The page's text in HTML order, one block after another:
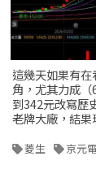
這幾天如果有
角，尤其力成
到342元改寫歷
老牌大廠，結果
菱生 京元